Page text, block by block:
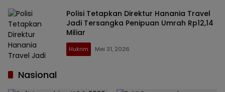
Polisi Tetapkan Direktur Hanania Travel
Jadi Tersangka Penipuan Umrah Rp12,14
Miliar
Hukrim Mei 31, 2026
Nasional